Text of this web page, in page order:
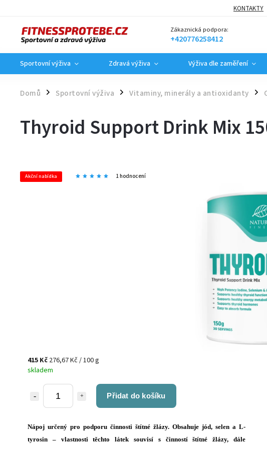
KONTAKTY
Zákaznická podpora:
+420776258412
Sportovní výživa Zdravá výživa Výživa dle zaměření
Domů / Sportovní výživa / Vitaminy, minerály a antioxidanty /
Thyroid Support Drink Mix
Akční nabídka 1 hodnocení
415 Kč 276,67 Kč / 100 g
skladem
Přidat do košíku
Nápoj určený pro podporu činnosti štítné žlázy. Obsahuje jód, selen a L-
tyrosin – vlastnosti těchto látek souvisí s činností štítné žlázy, dále